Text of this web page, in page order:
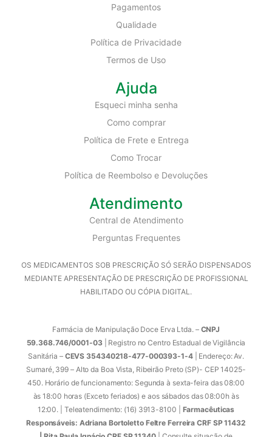
Pagamentos
Qualidade
Política de Privacidade
Termos de Uso
Ajuda
Esqueci minha senha
Como comprar
Política de Frete e Entrega
Como Trocar
Política de Reembolso e Devoluções
Atendimento
Central de Atendimento
Perguntas Frequentes
OS MEDICAMENTOS SOB PRESCRIÇÃO SÓ SERÃO DISPENSADOS
MEDIANTE APRESENTAÇÃO DE PRESCRIÇÃO DE PROFISSIONAL
HABILITADO OU CÓPIA DIGITAL.
Farmácia de Manipulação Doce Erva Ltda. – CNPJ
59.368.746/0001-03| Registro no Centro Estadual de Vigilância
Sanitária –CEVS 354340218-477-000393-1-4| Endereço: Av.
Sumaré, 399 – Alto da Boa Vista, Ribeirão Preto (SP)- CEP 14025-
450. Horário de funcionamento: Segunda à sexta-feira das 08:00
às 18:00 horas (Exceto feriados) e aos sábados das 08:00h às
12:00. | Teleatendimento: (16) 3913-8100 | Farmacêuticas
Responsáveis: Adriana Bortoletto Feltre Ferreira CRF SP 11432